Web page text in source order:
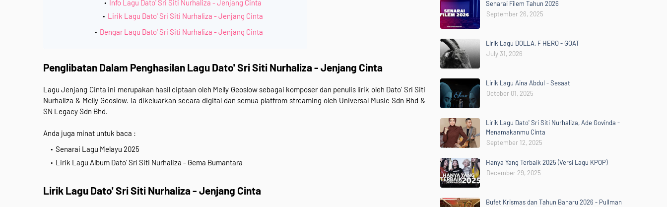
Info Lagu Dato' Sri Siti Nurhaliza - Jenjang Cinta
Lirik Lagu Dato' Sri Siti Nurhaliza - Jenjang Cinta
Dengar Lagu Dato' Sri Siti Nurhaliza - Jenjang Cinta
Penglibatan Dalam Penghasilan Lagu Dato' Sri Siti Nurhaliza - Jenjang Cinta
Lagu Jenjang Cinta ini merupakan hasil ciptaan oleh Melly Geoslow sebagai komposer dan penulis lirik oleh Dato' Sri Siti
Nurhaliza & Melly Geoslow. Ia dikeluarkan secara digital dan semua platfrom streaming oleh Universal Music Sdn Bhd &
SN Legacy Sdn Bhd.
Anda juga minat untuk baca :
Senarai Lagu Melayu 2025
Lirik Lagu Album Dato' Sri Siti Nurhaliza - Gema Bumantara
Lirik Lagu Dato' Sri Siti Nurhaliza - Jenjang Cinta
Senarai Filem Tahun 2026
September 26, 2025
Lirik Lagu DOLLA, F HERO - GOAT
July 31, 2026
Lirik Lagu Aina Abdul - Sesaat
October 01, 2025
Lirik Lagu Dato' Sri Siti Nurhaliza, Ade Govinda -
Menamakanmu Cinta
September 12, 2025
Hanya Yang Terbaik 2025 (Versi Lagu KPOP)
December 29, 2025
Bufet Krismas dan Tahun Baharu 2026 - Pullman